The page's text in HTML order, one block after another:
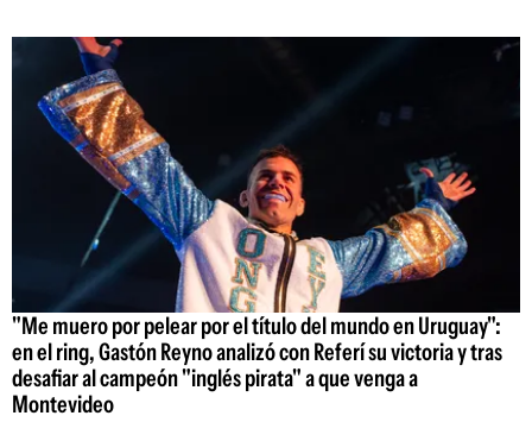
"Me muero por pelear por el título del mundo en Uruguay":
en el ring, Gastón Reyno analizó con Referí su victoria y tras
desafiar al campeón "inglés pirata" a que venga a
Montevideo